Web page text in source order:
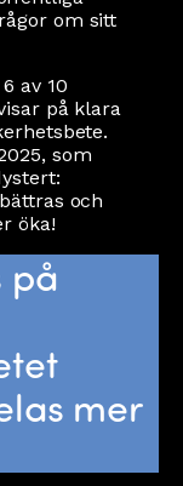
om sitt
av 10
på klara
som
och
öka!
på
mer